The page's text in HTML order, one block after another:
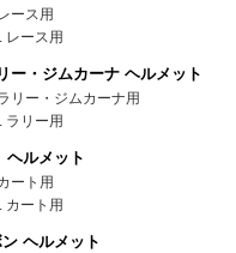
ース用
レース用
ー・ジムカーナ ヘルメット
リー・ジムカーナ用
ラリー用
ヘルメット
ート用
カート用
ヘルメット